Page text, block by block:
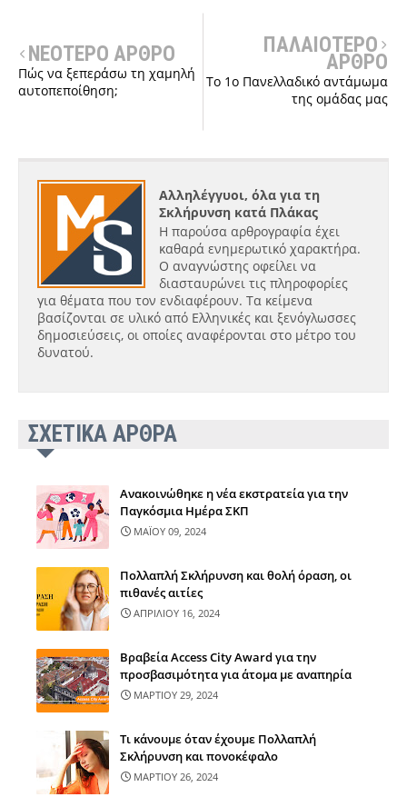
ΝΕΟΤΕΡΟ ΑΡΘΡΟ
Πώς να ξεπεράσω τη χαμηλή
αυτοπεποίθηση;
ΠΑΛΑΙΟΤΕΡΟ
ΑΡΘΡΟ
Το 1ο Πανελλαδικό αντάμωμα
της ομάδας μας
Αλληλέγγυοι, όλα για τη
Σκλήρυνση κατά Πλάκας
Η παρούσα αρθρογραφία έχει
καθαρά ενημερωτικό χαρακτήρα.
Ο αναγνώστης οφείλει να
διασταυρώνει τις πληροφορίες
για θέματα που τον ενδιαφέρουν. Τα κείμενα
βασίζονται σε υλικό από Ελληνικές και ξενόγλωσσες
δημοσιεύσεις, οι οποίες αναφέρονται στο μέτρο του
δυνατού.
ΣΧΕΤΙΚΑ ΑΡΘΡΑ
Ανακοινώθηκε η νέα εκστρατεία για την
Παγκόσμια Ημέρα ΣΚΠ
ΜΑΪΟΥ 09, 2024
Πολλαπλή Σκλήρυνση και θολή όραση, οι
πιθανές αιτίες
ΑΠΡΙΛΙΟΥ 16, 2024
Βραβεία Access City Award για την
προσβασιμότητα για άτομα με αναπηρία
ΜΑΡΤΙΟΥ 29, 2024
Τι κάνουμε όταν έχουμε Πολλαπλή
Σκλήρυνση και πονοκέφαλο
ΜΑΡΤΙΟΥ 26, 2024